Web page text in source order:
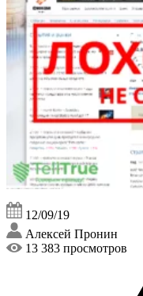
12/09/19
Алексей Пронин
13 383 просмотров